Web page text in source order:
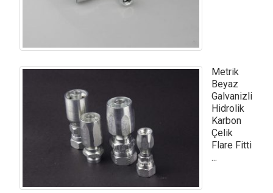
Metrik
Beyaz
Galvanizli
Hidrolik
Karbon
Çelik
Flare Fitti
...